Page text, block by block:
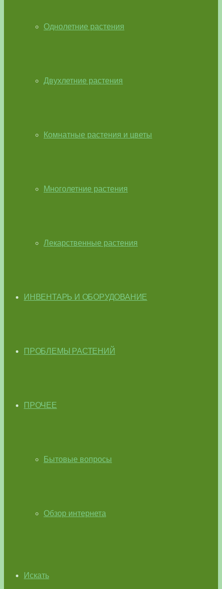
Однолетние растения
Двухлетние растения
Комнатные растения и цветы
Многолетние растения
Лекарственные растения
ИНВЕНТАРЬ И ОБОРУДОВАНИЕ
ПРОБЛЕМЫ РАСТЕНИЙ
ПРОЧЕЕ
Бытовые вопросы
Обзор интернета
Искать